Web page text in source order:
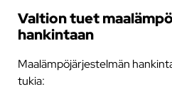
Valtion tuet
hankintaan
Maalämpöjärjestelmän
tukia: